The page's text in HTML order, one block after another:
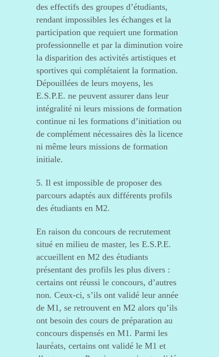
des effectifs des groupes d’étudiants,
rendant impossibles les échanges et la
participation que requiert une formation
professionnelle et par la diminution voire
la disparition des activités artistiques et
sportives qui complétaient la formation.
Dépouillées de leurs moyens, les
E.S.P.E. ne peuvent assurer dans leur
intégralité ni leurs missions de formation
continue ni les formations d’initiation ou
de complément nécessaires dès la licence
ni même leurs missions de formation
initiale.
5. Il est impossible de proposer des
parcours adaptés aux différents profils
des étudiants en M2.
En raison du concours de recrutement
situé en milieu de master, les E.S.P.E.
accueillent en M2 des étudiants
présentant des profils les plus divers :
certains ont réussi le concours, d’autres
non. Ceux-ci, s’ils ont validé leur année
de M1, se retrouvent en M2 alors qu’ils
ont besoin des cours de préparation au
concours dispensés en M1. Parmi les
lauréats, certains ont validé le M1 et